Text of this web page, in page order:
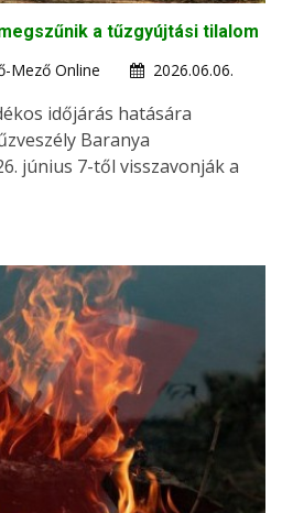
a tűzgyújtási tilalom
Mező Online
2026.06.06.
időjárás hatására
Baranya
június 7-től visszavonják a